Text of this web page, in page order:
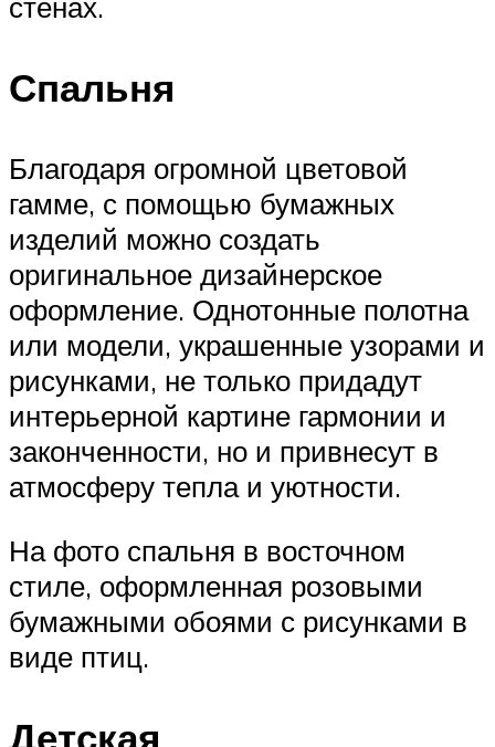
Спальня
Благодаря огромной цветовой
гамме, с помощью бумажных
изделий можно создать
оригинальное дизайнерское
оформление. Однотонные полотна
или модели, украшенные узорами и
рисунками, не только придадут
интерьерной картине гармонии и
законченности, но и привнесут в
атмосферу тепла и уютности.
На фото спальня в восточном
стиле, оформленная розовыми
бумажными обоями с рисунками в
виде птиц.
Детская